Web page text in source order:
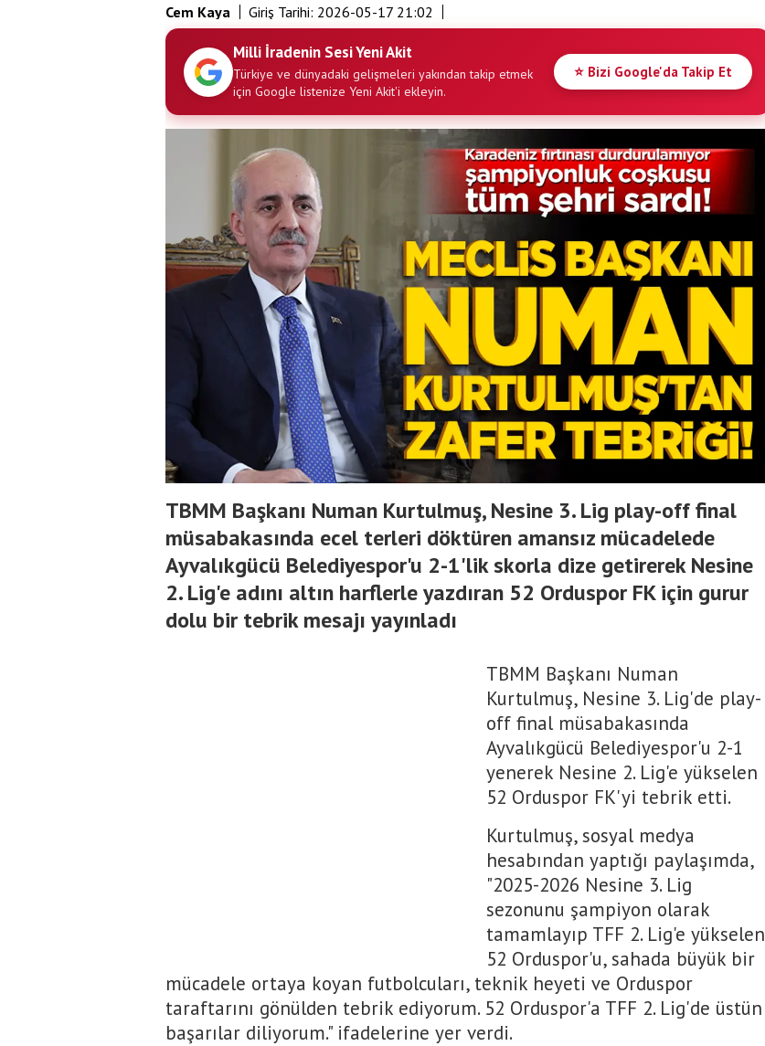
Cem Kaya Giriş Tarihi: 2026-05-17 21:02
Milli İradenin Sesi Yeni Akit
Türkiye ve dünyadaki gelişmeleri yakından takip etmek
için Google listenize Yeni Akit'i ekleyin.
⭐ Bizi Google'da Takip Et
TBMM Başkanı Numan Kurtulmuş, Nesine 3. Lig play-off final
müsabakasında ecel terleri döktüren amansız mücadelede
Ayvalıkgücü Belediyespor'u 2-1'lik skorla dize getirerek Nesine
2. Lig'e adını altın harflerle yazdıran 52 Orduspor FK için gurur
dolu bir tebrik mesajı yayınladı
TBMM Başkanı Numan
Kurtulmuş, Nesine 3. Lig'de play-
off final müsabakasında
Ayvalıkgücü Belediyespor'u 2-1
yenerek Nesine 2. Lig'e yükselen
52 Orduspor FK'yi tebrik etti.
Kurtulmuş, sosyal medya
hesabından yaptığı paylaşımda,
"2025-2026 Nesine 3. Lig
sezonunu şampiyon olarak
tamamlayıp TFF 2. Lig'e yükselen
52 Orduspor'u, sahada büyük bir
mücadele ortaya koyan futbolcuları, teknik heyeti ve Orduspor
taraftarını gönülden tebrik ediyorum. 52 Orduspor'a TFF 2. Lig'de üstün
başarılar diliyorum." ifadelerine yer verdi.